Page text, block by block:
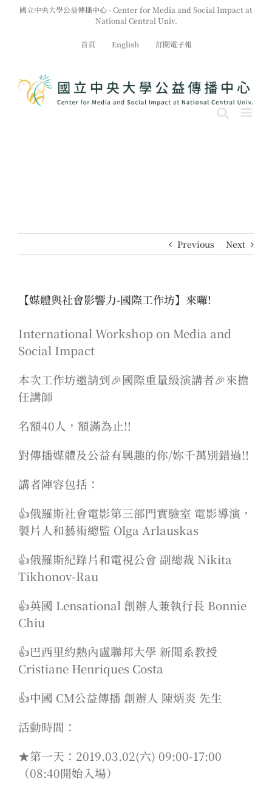
國立中央大學公益傳播中心 - Center for Media and Social Impact at
National Central Univ.
首頁 English 訂閱電子報
Previous Next
【媒體與社會影響力-國際工作坊】來囉!
International Workshop on Media and
Social Impact
本次工作坊邀請到🎉國際重量級演講者🎉來擔
任講師
名額40人，額滿為止!!
對傳播媒體及公益有興趣的你/妳千萬別錯過!!
講者陣容包括：
👍俄羅斯社會電影第三部門實驗室 電影導演，
製片人和藝術總監 Olga Arlauskas
👍俄羅斯紀錄片和電視公會 副總裁 Nikita
Tikhonov-Rau
👍英國 Lensational 創辦人兼執行長 Bonnie
Chiu
👍巴西里約熱內盧聯邦大學 新聞系教授
Cristiane Henriques Costa
👍中國 CM公益傳播 創辦人 陳炳炎 先生
活動時間：
★第一天：2019.03.02(六) 09:00-17:00
（08:40開始入場）